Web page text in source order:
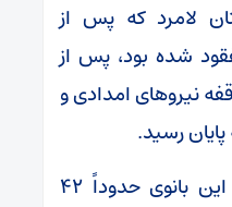
لامرد که پس از
شده بود، پس از
نیروهای امدادی و
رسید.
به دنبال اعلام مفقودی این بانوی حدوداً ۴۲